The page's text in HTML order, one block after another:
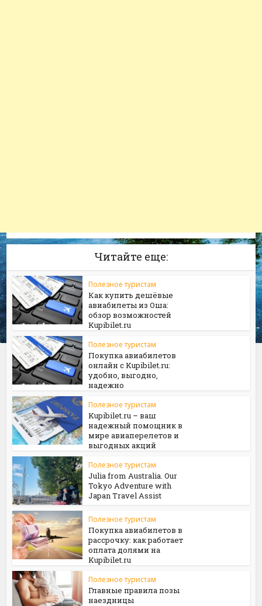
Читайте еще:
Полезное туристам
Как купить дешёвые
авиабилеты из Оша:
обзор возможностей
Kupibilet.ru
Полезное туристам
Покупка авиабилетов
онлайн с Kupibilet.ru:
удобно, выгодно,
надежно
Полезное туристам
Kupibilet.ru – ваш
надежный помощник в
мире авиаперелетов и
выгодных акций
Полезное туристам
Julia from Australia. Our
Tokyo Adventure with
Japan Travel Assist
Полезное туристам
Покупка авиабилетов в
рассрочку: как работает
оплата долями на
Kupibilet.ru
Полезное туристам
Главные правила позы
наездницы